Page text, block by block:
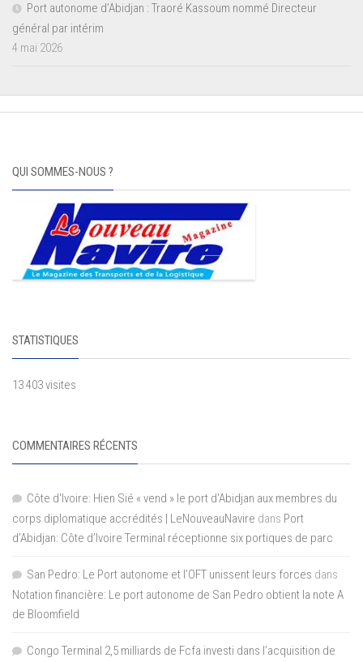
Port autonome d’Abidjan : Traoré Kassoum nommé Directeur
général par intérim
4 mai 2026
QUI SOMMES-NOUS ?
STATISTIQUES
13 403 visites
COMMENTAIRES RÉCENTS
Côte d'Ivoire: Hien Sié « vend » le port d'Abidjan aux membres du
corps diplomatique accrédités | LeNouveauNavire dans Port
d’Abidjan: Côte d’Ivoire Terminal réceptionne six portiques de parc
San Pedro: Le Port autonome et l’OFT unissent leurs forces dans
Notation financière: Le port autonome de San Pedro obtient la note A
de Bloomfield
Congo Terminal 2,5 milliards de Fcfa investi dans l’acquisition de